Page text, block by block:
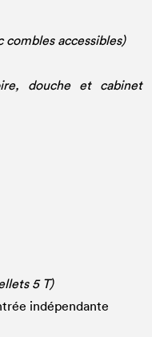
combles accessibles)
douche et cabinet
5 T)
indépendante